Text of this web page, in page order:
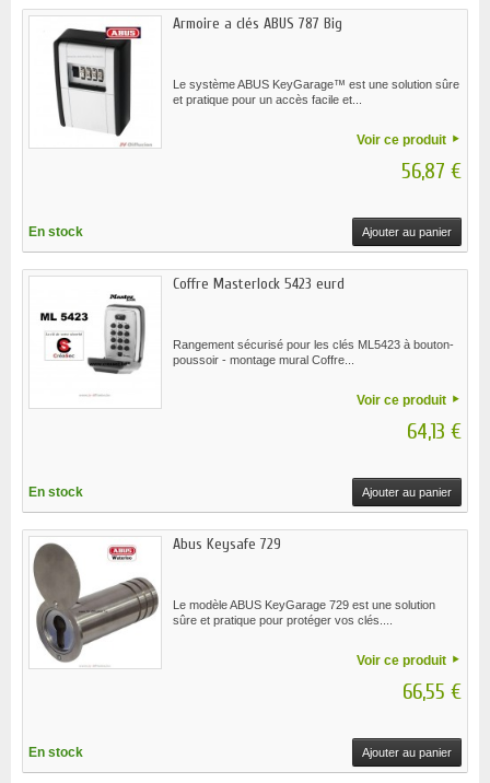
Armoire a clés ABUS 787 Big
Le système ABUS KeyGarage™ est une solution sûre
et pratique pour un accès facile et...
Voir ce produit
56,87 €
En stock Ajouter au panier
Coffre Masterlock 5423 eurd
Rangement sécurisé pour les clés ML5423 à bouton-
poussoir - montage mural Coffre...
Voir ce produit
64,13 €
En stock Ajouter au panier
Abus Keysafe 729
Le modèle ABUS KeyGarage 729 est une solution
sûre et pratique pour protéger vos clés....
Voir ce produit
66,55 €
En stock Ajouter au panier